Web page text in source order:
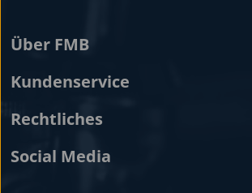
Über FMB
Kundenservice
Rechtliches
Social Media